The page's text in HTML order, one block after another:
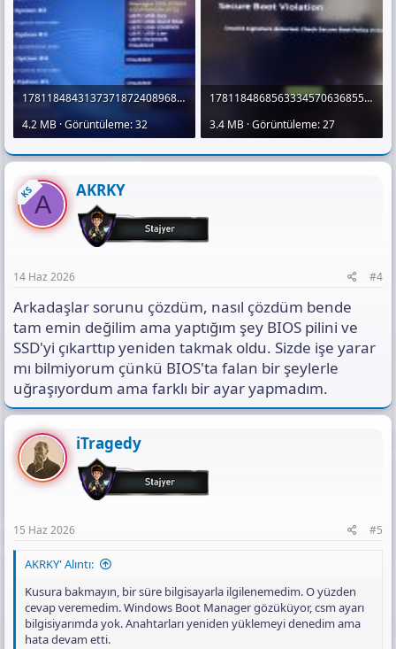
olmadığı sorunun kaynağını bulmak için önemli olacaktır.
17811848431373718724089682350253.jpg
4.2 MB · Görüntüleme: 32
17811848685633345706368553222239.jpg
3.4 MB · Görüntüleme: 27
KSA AKRKY
14 Haz 2026 #4
Arkadaşlar sorunu çözdüm, nasıl çözdüm bende
tam emin değilim ama yaptığım şey BIOS pilini ve
SSD'yi çıkarttıp yeniden takmak oldu. Sizde işe yarar
mı bilmiyorum çünkü BIOS'ta falan bir şeylerle
uğraşıyordum ama farklı bir ayar yapmadım.
iTragedy
15 Haz 2026 #5
AKRKY' Alıntı:
Kusura bakmayın, bir süre bilgisayarla ilgilenemedim. O yüzden
cevap veremedim. Windows Boot Manager gözüküyor, csm ayarı
bilgisiyarımda yok. Anahtarları yeniden yüklemeyi denedim ama
hata devam etti.